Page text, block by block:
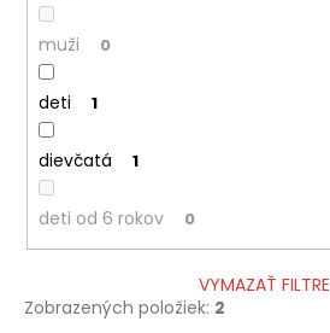
muži 0
deti 1
dievčatá 1
deti od 6 rokov 0
VYMAZAŤ FILTRE
Zobrazených položiek: 2